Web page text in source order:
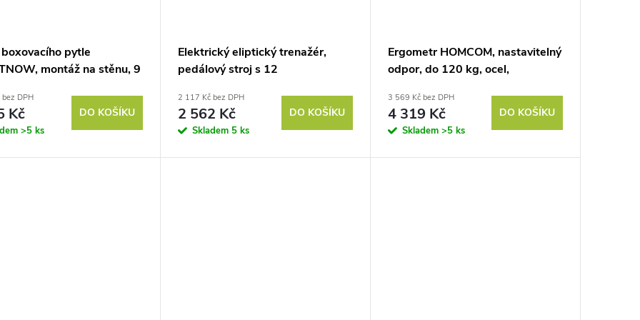
pytle
montáž na stěnu, 9
DPH
Kč
>5 ks
DO KOŠÍKU
Elektrický eliptický trenažér,
pedálový stroj s 12
přenosný, lehký, dálkové
ovládání, LED monitor, ocel,
plast, černý
2 117 Kč bez DPH
2 562 Kč
Skladem 5 ks
DO KOŠÍKU
Ergometr HOMCOM, nastavitelný
odpor, do 120 kg, ocel,
černá
3 569 Kč bez DPH
4 319 Kč
Skladem >5 ks
DO KOŠÍKU